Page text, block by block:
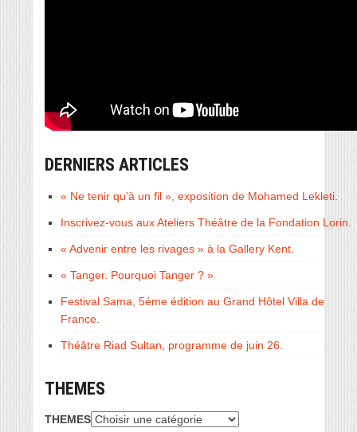
DERNIERS ARTICLES
« Ne tenir qu’à un fil », exposition de Mohamed Lekleti.
Inscrivez-vous aux Ateliers Théâtre de la Fondation Lorin.
« Advenir entre les rivages » à la Gallery Kent.
« Tanger. Pourquoi Tanger ? »
Festival Sama, 5éme édition au Grand Hôtel Villa de
France.
Théâtre Riad Sultan, programme de juin 26.
THEMES
THEMES